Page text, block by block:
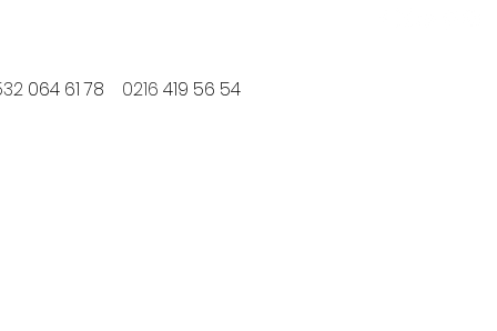
064 61 78 0216 419 56 54